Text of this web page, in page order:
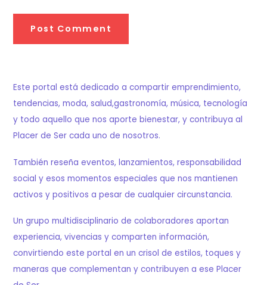
Este portal está dedicado a compartir emprendimiento,
tendencias, moda, salud,gastronomía, música, tecnología
y todo aquello que nos aporte bienestar, y contribuya al
Placer de Ser cada uno de nosotros.
También reseña eventos, lanzamientos, responsabilidad
social y esos momentos especiales que nos mantienen
activos y positivos a pesar de cualquier circunstancia.
Un grupo multidisciplinario de colaboradores aportan
experiencia, vivencias y comparten información,
convirtiendo este portal en un crisol de estilos, toques y
maneras que complementan y contribuyen a ese Placer